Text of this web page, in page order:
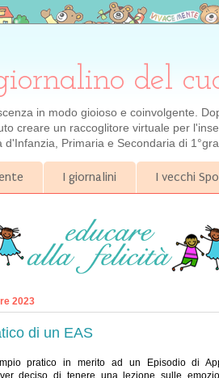
del
in modo gioioso e coinvolgente.
creare un raccoglitore virtuale per
Primaria e Secondaria di
I giornalini I vecchi
2023
di un EAS
pratico in merito ad un Episodio di
deciso di tenere una lezione sulle